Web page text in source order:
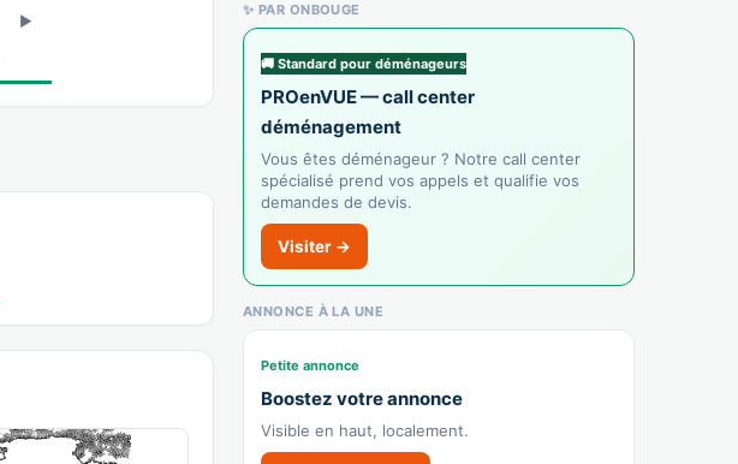
✨ PAR ONBOUGE
🚚 Standard pour déménageurs
PROenVUE — call center
déménagement
Vous êtes déménageur ? Notre call center
spécialisé prend vos appels et qualifie vos
demandes de devis.
Visiter →
ANNONCE À LA UNE
Petite annonce
Boostez votre annonce
Visible en haut, localement.